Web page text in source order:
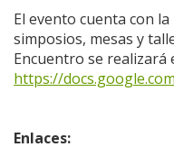
El evento cuenta con
simposios, mesas y
Encuentro se realizará
https://
Enlaces: